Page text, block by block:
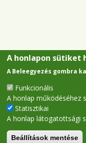
A honlapon sütiket
A Beleegyezés gombra
Funkcionális
A honlap működéséhez
Statisztikai
A honlap látogatottsági
Beállítások mentése